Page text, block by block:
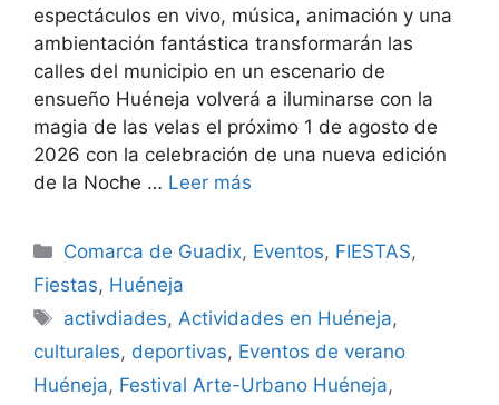
espectáculos en vivo, música, animación y una
ambientación fantástica transformarán las
calles del municipio en un escenario de
ensueño Huéneja volverá a iluminarse con la
magia de las velas el próximo 1 de agosto de
2026 con la celebración de una nueva edición
de la Noche … Leer más
Categorías
Comarca de Guadix, Eventos, FIESTAS,
Fiestas, Huéneja
Etiquetas
activdiades, Actividades en Huéneja,
culturales, deportivas, Eventos de verano
Huéneja, Festival Arte-Urbano Huéneja,